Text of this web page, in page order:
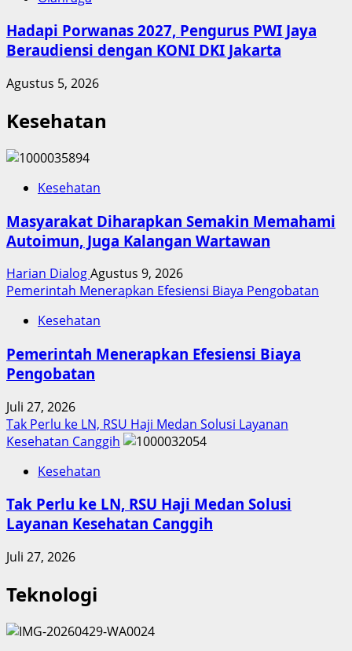
Hadapi Porwanas 2027, Pengurus PWI Jaya
Beraudiensi dengan KONI DKI Jakarta
Agustus 5, 2026
Kesehatan
Kesehatan
Masyarakat Diharapkan Semakin Memahami
Autoimun, Juga Kalangan Wartawan
Harian DialogAgustus 9, 2026
Pemerintah Menerapkan Efesiensi Biaya Pengobatan
Kesehatan
Pemerintah Menerapkan Efesiensi Biaya
Pengobatan
Juli 27, 2026
Tak Perlu ke LN, RSU Haji Medan Solusi Layanan
Kesehatan Canggih
Kesehatan
Tak Perlu ke LN, RSU Haji Medan Solusi
Layanan Kesehatan Canggih
Juli 27, 2026
Teknologi